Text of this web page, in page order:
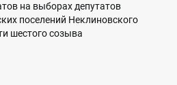
на выборах депутатов
поселений Неклиновского
шестого созыва